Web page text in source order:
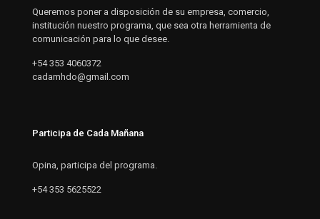
Queremos poner a disposición de su empresa, comercio,
institución nuestro programa, que sea otra herramienta de
comunicación para lo que desee.
+54 353 4060372
cadamhdo@gmail.com
Participa de Cada Mañana
Opina, participa del programa.
+54 353 5625522